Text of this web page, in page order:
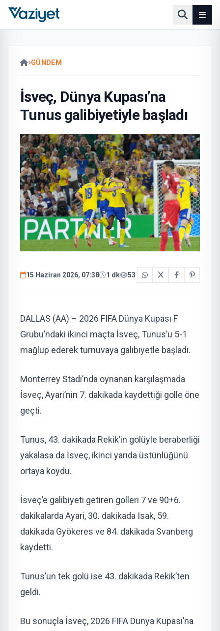
GÜNDEM
İsveç, Dünya Kupası’na
Tunus galibiyetiyle başladı
15 Haziran 2026, 07:38 1 dk 53
DALLAS (AA) – 2026 FIFA Dünya Kupası F
Grubu’ndaki ikinci maçta İsveç, Tunus’u 5-1
mağlup ederek turnuvaya galibiyetle başladı.
Monterrey Stadı’nda oynanan karşılaşmada
İsveç, Ayari’nin 7. dakikada kaydettiği golle öne
geçti.
Tunus, 43. dakikada Rekik’in golüyle beraberliği
yakalasa da İsveç, ikinci yarıda üstünlüğünü
ortaya koydu.
İsveç’e galibiyeti getiren golleri 7 ve 90+6.
dakikalarda Ayari, 30. dakikada Isak, 59.
dakikada Gyökeres ve 84. dakikada Svanberg
kaydetti.
Tunus’un tek golü ise 43. dakikada Rekik’ten
geldi.
Bu sonuçla İsveç, 2026 FIFA Dünya Kupası’na